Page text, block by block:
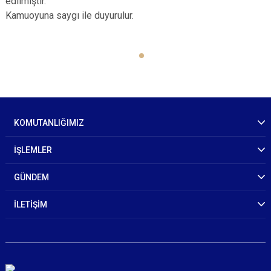
Kamuoyuna saygı ile duyurulur.
KOMUTANLIĞIMIZ
İŞLEMLER
GÜNDEM
İLETİŞİM